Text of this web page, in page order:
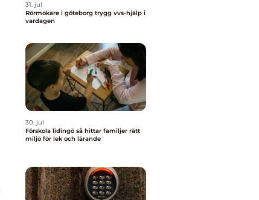
31. jul
Rörmokare i göteborg trygg vvs-hjälp i
vardagen
30. jul
Förskola lidingö så hittar familjer rätt
miljö för lek och lärande